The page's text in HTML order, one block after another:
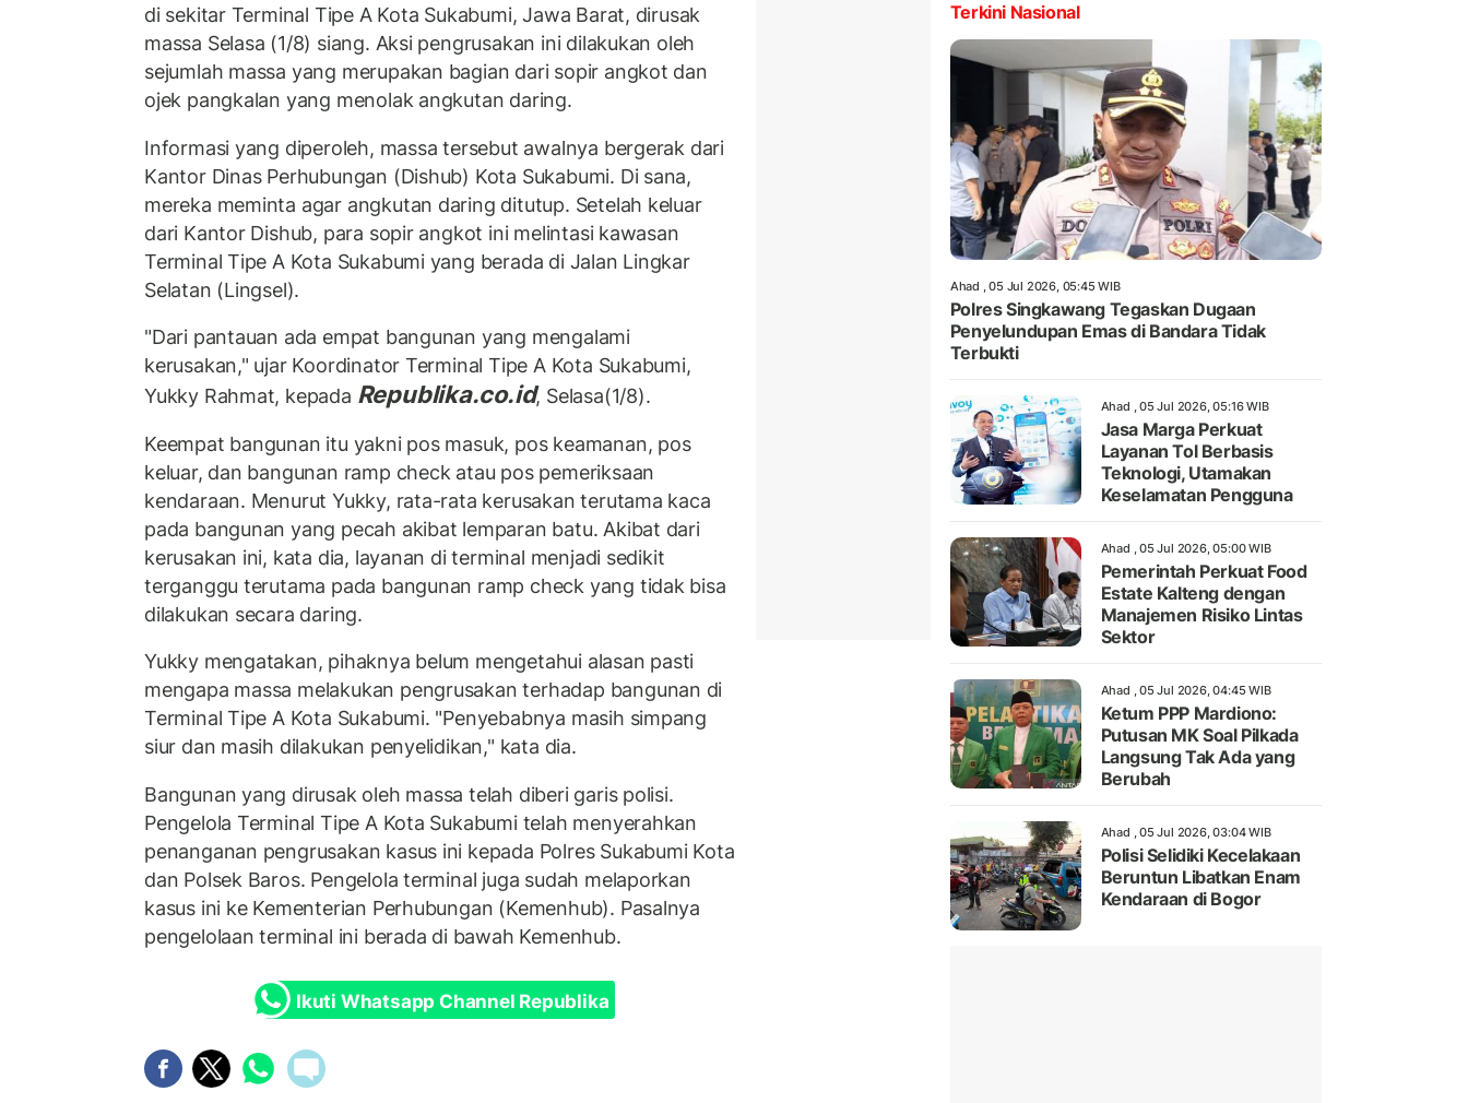
di sekitar Terminal Tipe A Kota Sukabumi, Jawa Barat, dirusak
massa Selasa (1/8) siang. Aksi pengrusakan ini dilakukan oleh
sejumlah massa yang merupakan bagian dari sopir angkot dan
ojek pangkalan yang menolak angkutan daring.
Informasi yang diperoleh, massa tersebut awalnya bergerak dari
Kantor Dinas Perhubungan (Dishub) Kota Sukabumi. Di sana,
mereka meminta agar angkutan daring ditutup. Setelah keluar
dari Kantor Dishub, para sopir angkot ini melintasi kawasan
Terminal Tipe A Kota Sukabumi yang berada di Jalan Lingkar
Selatan (Lingsel).
"Dari pantauan ada empat bangunan yang mengalami
kerusakan," ujar Koordinator Terminal Tipe A Kota Sukabumi,
Yukky Rahmat, kepada Republika.co.id, Selasa(1/8).
Keempat bangunan itu yakni pos masuk, pos keamanan, pos
keluar, dan bangunan ramp check atau pos pemeriksaan
kendaraan. Menurut Yukky, rata-rata kerusakan terutama kaca
pada bangunan yang pecah akibat lemparan batu. Akibat dari
kerusakan ini, kata dia, layanan di terminal menjadi sedikit
terganggu terutama pada bangunan ramp check yang tidak bisa
dilakukan secara daring.
Yukky mengatakan, pihaknya belum mengetahui alasan pasti
mengapa massa melakukan pengrusakan terhadap bangunan di
Terminal Tipe A Kota Sukabumi. "Penyebabnya masih simpang
siur dan masih dilakukan penyelidikan," kata dia.
Bangunan yang dirusak oleh massa telah diberi garis polisi.
Pengelola Terminal Tipe A Kota Sukabumi telah menyerahkan
penanganan pengrusakan kasus ini kepada Polres Sukabumi Kota
dan Polsek Baros. Pengelola terminal juga sudah melaporkan
kasus ini ke Kementerian Perhubungan (Kemenhub). Pasalnya
pengelolaan terminal ini berada di bawah Kemenhub.
Ikuti Whatsapp Channel Republika
Terkini Nasional
Ahad , 05 Jul 2026, 05:45 WIB
Polres Singkawang Tegaskan Dugaan
Penyelundupan Emas di Bandara Tidak
Terbukti
Ahad , 05 Jul 2026, 05:16 WIB
Jasa Marga Perkuat
Layanan Tol Berbasis
Teknologi, Utamakan
Keselamatan Pengguna
Ahad , 05 Jul 2026, 05:00 WIB
Pemerintah Perkuat Food
Estate Kalteng dengan
Manajemen Risiko Lintas
Sektor
Ahad , 05 Jul 2026, 04:45 WIB
Ketum PPP Mardiono:
Putusan MK Soal Pilkada
Langsung Tak Ada yang
Berubah
Ahad , 05 Jul 2026, 03:04 WIB
Polisi Selidiki Kecelakaan
Beruntun Libatkan Enam
Kendaraan di Bogor